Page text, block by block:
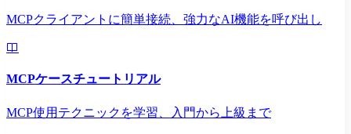
MCPクライアントに簡単接続、強力なAI機能を呼び出し
MCPケースチュートリアル
MCP使用テクニックを学習、入門から上級まで